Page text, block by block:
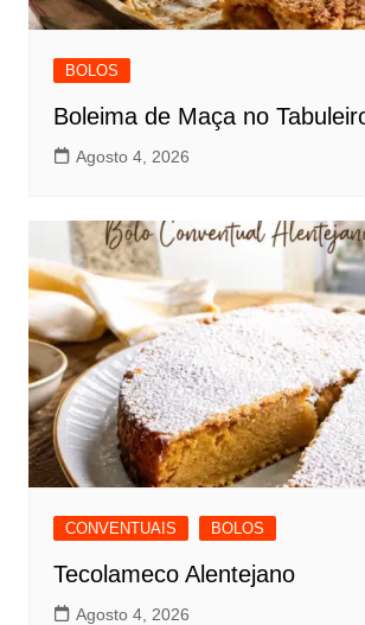
BOLOS
Boleima de Maça no
Agosto 4, 2026
CONVENTUAIS BOLOS
Tecolameco Alentejano
Agosto 4, 2026